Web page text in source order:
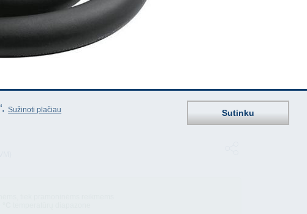
Sužinoti plačiau Sutinku